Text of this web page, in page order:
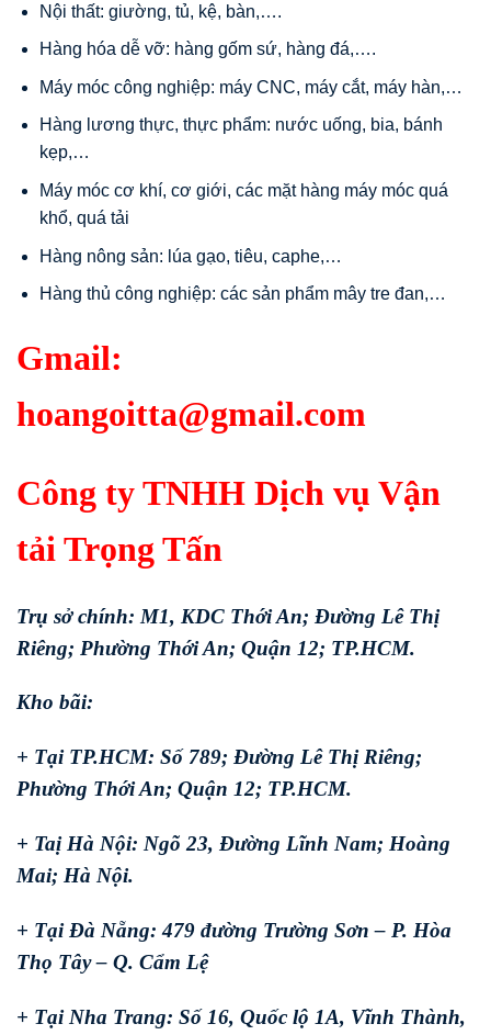
Nội thất: giường, tủ, kệ, bàn,….
Hàng hóa dễ vỡ: hàng gốm sứ, hàng đá,….
Máy móc công nghiệp: máy CNC, máy cắt, máy hàn,…
Hàng lương thực, thực phẩm: nước uống, bia, bánh
kẹp,…
Máy móc cơ khí, cơ giới, các mặt hàng máy móc quá
khổ, quá tải
Hàng nông sản: lúa gạo, tiêu, caphe,…
Hàng thủ công nghiệp: các sản phẩm mây tre đan,…
Gmail:
hoangoitta@gmail.com
Công ty TNHH Dịch vụ Vận
tải Trọng Tấn
Trụ sở chính: M1, KDC Thới An; Đường Lê Thị
Riêng; Phường Thới An; Quận 12; TP.HCM.
Kho bãi:
+ Tại TP.HCM: Số 789; Đường Lê Thị Riêng;
Phường Thới An; Quận 12; TP.HCM.
+ Taị Hà Nội: Ngõ 23, Đường Lĩnh Nam; Hoàng
Mai; Hà Nội.
+ Tại Đà Nẵng: 479 đường Trường Sơn – P. Hòa
Thọ Tây – Q. Cẩm Lệ
+ Tại Nha Trang: Số 16, Quốc lộ 1A, Vĩnh Thành,